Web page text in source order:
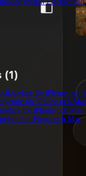
mellan Flacbox
för iPhone och
för iPhone och Mac
för iPhone och Mac
for iPhone och Mac